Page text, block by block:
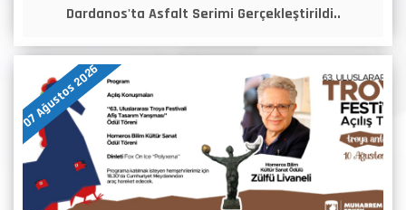
Dardanos'ta Asfalt Serimi Gerçekleştirildi..
07 Ağustos 2026